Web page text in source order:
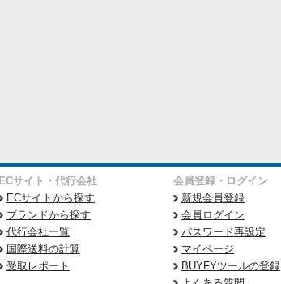
ECサイト・代行会社
ECサイトから探す
ブランドから探す
代行会社一覧
国際送料の計算
受取レポート
会員登録・ログイン
新規会員登録
会員ログイン
パスワード再設定
マイページ
BUYFYツールの登録